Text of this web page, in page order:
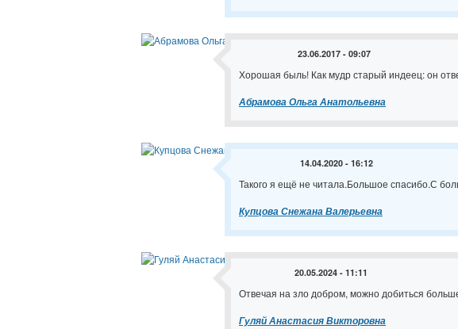
23.06.2017 - 09:07
Хорошая быль! Как мудр старый индеец: он
Абрамова Ольга Анатольевна
14.04.2020 - 16:12
Такого я ещё не читала.Большое спасибо.С
Купцова Снежана Валерьевна
20.05.2024 - 11:11
Отвечая на зло добром, можно добиться
Гуляй Анастасия Викторовна